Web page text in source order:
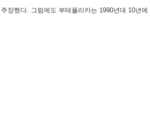
장했다. 그럼에도 부테플리카는 1990년대 10년에